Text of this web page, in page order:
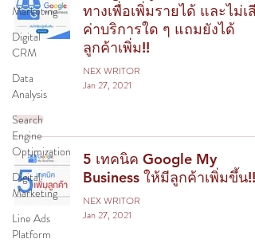
Marketing
Digital
CRM
Data
Analysis
Search
Engine
Optimization
Digital
Marketing
Line Ads
Platform
ทางเพื่อเพิ่มรายได้ และไม่เสี
ค่าบริการใด ๆ แถมยังได้
ลูกค้าเพิ่ม!!
NEX WRITOR
Jan 27, 2021
5 เทคนิค Google My
Business ให้มีลูกค้าเพิ่มขึ้น!!
NEX WRITOR
Jan 27, 2021